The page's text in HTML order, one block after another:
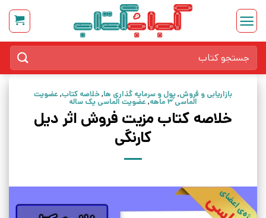
Skip
content
برای:
بازاریابی و فروش,پول و سرمایه گذاری ها,خلاصه کتاب, عضویت
الماسی 3 ماهه ,عضویت الماسی یک ساله
خلاصه کتاب مزیت فروش اثر دیل
کارنگی